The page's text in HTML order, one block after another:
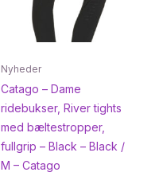
Nyheder
Catago – Dame
ridebukser, River tights
med bæltestropper,
fullgrip – Black – Black /
M – Catago